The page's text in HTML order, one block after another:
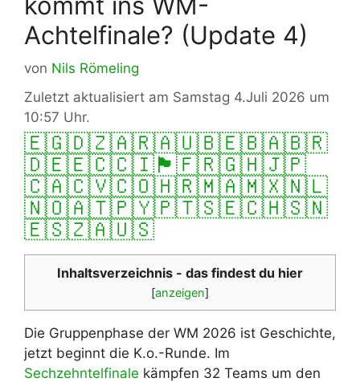
Achtelfinale? (Update 4)
von Nils Römeling
Zuletzt aktualisiert am Samstag 4.Juli 2026 um
10:57 Uhr.
🇪🇬🇩🇿🇦🇷🇦🇺🇧🇪🇧🇦🇧🇷
🇩🇪🇪🇨🇨🇮🏴󠁧󠁢󠁥󠁮󠁧󠁿🇫🇷🇬🇭🇯🇵
🇨🇦🇨🇻🇨🇴🇭🇷🇲🇦🇲🇽🇳🇱
🇳🇴🇦🇹🇵🇾🇵🇹🇸🇪🇨🇭🇸🇳
🇪🇸🇿🇦🇺🇸
Inhaltsverzeichnis - das findest du hier
[anzeigen]
Die Gruppenphase der WM 2026 ist Geschichte,
jetzt beginnt die K.o.-Runde. Im
Sechzehntelfinale kämpfen 32 Teams um den